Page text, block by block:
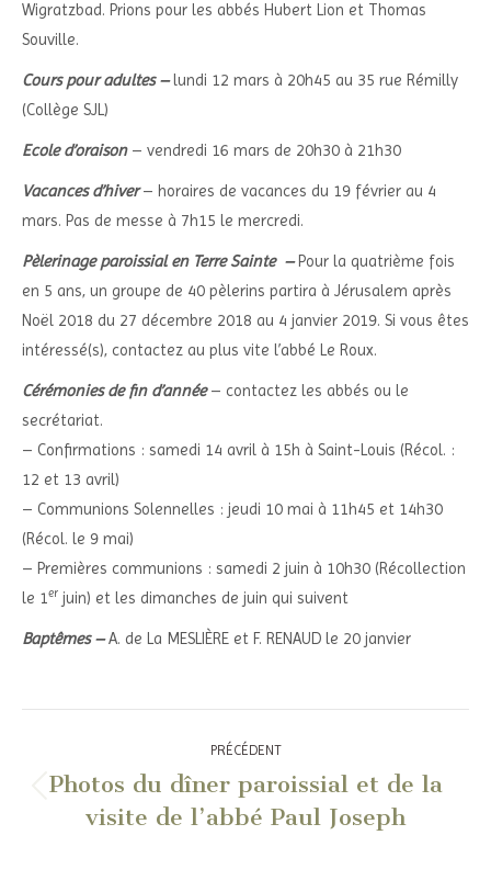
Wigratzbad. Prions pour les abbés Hubert Lion et Thomas
Souville.
Cours pour adultes –lundi 12 mars à 20h45 au 35 rue Rémilly
(Collège SJL)
Ecole d’oraison– vendredi 16 mars de 20h30 à 21h30
Vacances d’hiver– horaires de vacances du 19 février au 4
mars. Pas de messe à 7h15 le mercredi.
Pèlerinage paroissial en Terre Sainte –Pour la quatrième fois
en 5 ans, un groupe de 40 pèlerins partira à Jérusalem après
Noël 2018 du 27 décembre 2018 au 4 janvier 2019. Si vous êtes
intéressé(s), contactez au plus vite l’abbé Le Roux.
Cérémonies de fin d’année– contactez les abbés ou le
secrétariat.
– Confirmations : samedi 14 avril à 15h à Saint-Louis (Récol. :
12 et 13 avril)
– Communions Solennelles : jeudi 10 mai à 11h45 et 14h30
(Récol. le 9 mai)
– Premières communions : samedi 2 juin à 10h30 (Récollection
le 1er juin) et les dimanches de juin qui suivent
Baptêmes –A. de La MESLIÈRE et F. RENAUD le 20 janvier
Navigation
article
PRÉCÉDENT
Article
précédent
Photos du dîner paroissial et de la
visite de l’abbé Paul Joseph